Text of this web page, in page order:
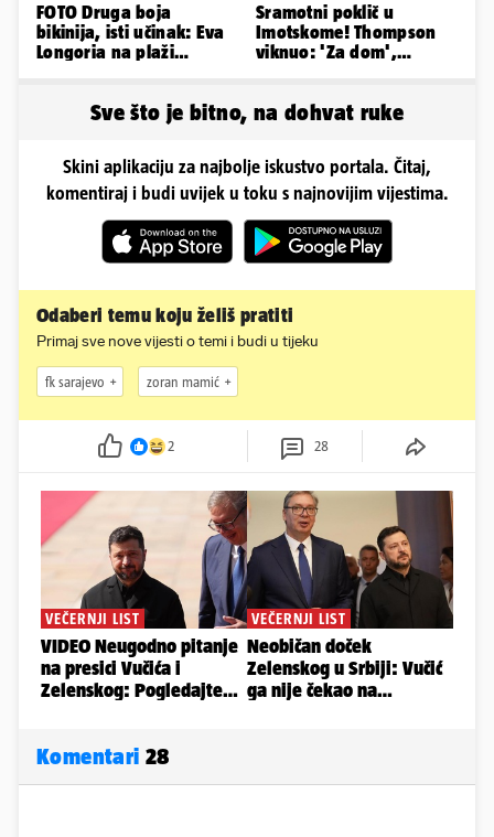
FOTO Druga boja
bikinija, isti učinak: Eva
Longoria na plaži
Sramotni poklič u
Imotskome! Thompson
viknuo: 'Za dom',
Sve što je bitno, na dohvat ruke
Skini aplikaciju za najbolje iskustvo portala. Čitaj,
komentiraj i budi uvijek u toku s najnovijim vijestima.
Odaberi temu koju želiš pratiti
Primaj sve nove vijesti o temi i budi u tijeku
fk sarajevo zoran mamić
2 28
Komentari 28